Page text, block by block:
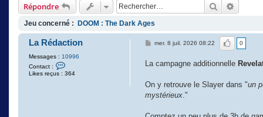
Répondre Rechercher
Jeu concerné : DOOM : The Dark Ages
La Rédaction
Messages : 10996
Contact :
n
Likes reçus : 364
mer. 8 juil. 2026 08:22 J'aime
0
La campagne additionnelle
On y retrouve le Slayer dans "un
mystérieux ."